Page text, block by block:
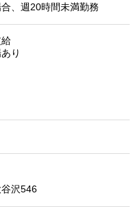
、週20時間未満勤務
給
り
沢546